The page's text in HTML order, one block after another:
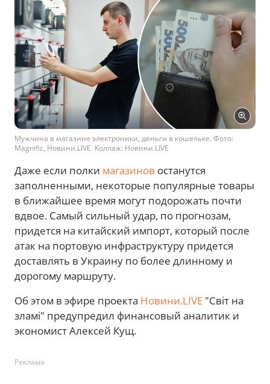
Мужчина в магазине электроники, деньги в кошельке. Фото:
Magnific, Новини.LIVE. Коллаж: Новини.LIVE
Даже если полки магазинов останутся
заполненными, некоторые популярные товары
в ближайшее время могут подорожать почти
вдвое. Самый сильный удар, по прогнозам,
придется на китайский импорт, который после
атак на портовую инфраструктуру придется
доставлять в Украину по более длинному и
дорогому маршруту.
Об этом в эфире проекта Новини.LIVE "Світ на
зламі" предупредил финансовый аналитик и
экономист Алексей Кущ.
Реклама